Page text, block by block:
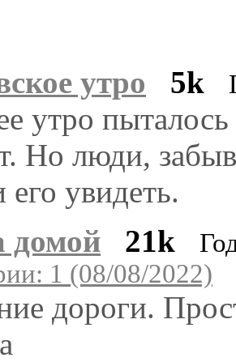
утро 5k
утро
Но люди,
его увидеть.
домой
21k
1 (08/08/2022)
дороги.